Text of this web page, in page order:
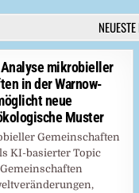
mikrobieller
in der Warnow-
neue
Muster
Gemeinschaften
KI-basierter Topic